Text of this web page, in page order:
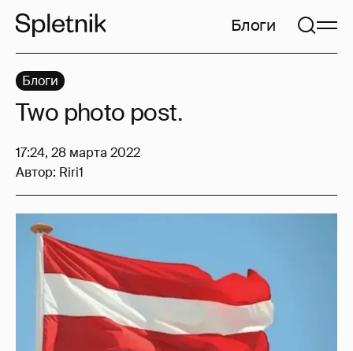
Блоги
Блоги
Two photo post.
17:24, 28 марта 2022
Автор: Riri1